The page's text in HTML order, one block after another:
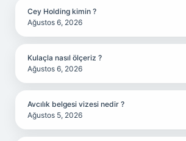
Cey Holding kimin ?
Ağustos 6, 2026
Kulaçla nasıl ölçeriz ?
Ağustos 6, 2026
Avcılık belgesi vizesi nedir ?
Ağustos 5, 2026